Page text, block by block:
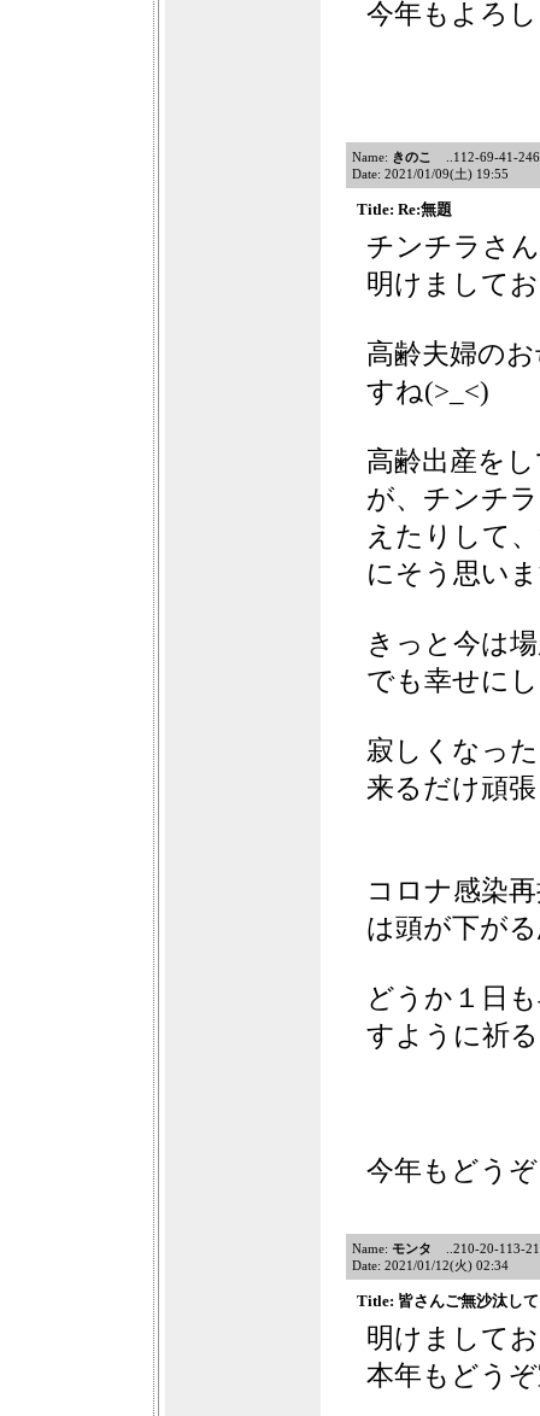
今年もよろ
Name: きのこ
..112-69-41-
Date: 2021/01/09(土) 19:55
Title: Re:無題
チンチラさ
明けまして
高齢夫婦の
すね(>_<)
高齢出産を
が、チンチ
えたりして
にそう思い
きっと今は
でも幸せに
寂しくなっ
来るだけ頑
コロナ感染
は頭が下が
どうか１日
すように祈
今年もどう
Name: モンタ ..210-20-113-
Date: 2021/01/12(火) 02:34
Title: 皆さんご無沙汰し
明けまして
本年もどう